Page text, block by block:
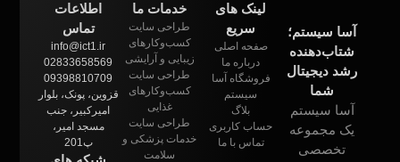
آسا سیستم؛
شتاب‌دهنده
رشد دیجیتال
شما
آسا سیستم
یک مجموعه
تخصصی
لینک های
سریع
صفحه اصلی
درباره ما
فروشگاه آسا
سیستم
حساب کاربری
تماس با ما
خدمات ما
طراحی سایت
کسب‌وکارهای
زیبایی و آرایشی
طراحی سایت
کسب‌وکارهای
غذایی
طراحی سایت
خدمات پزشکی و
سلامت
اطلاعات
تماس
info@ict1.ir
02833658569
09398810709
قزوین، پونک، بلوار
امیرکبیر، جنب
مسجد امیر،